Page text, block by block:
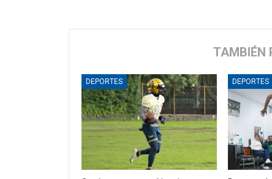
TAMBIÉN
DEPORTES DEPORTES